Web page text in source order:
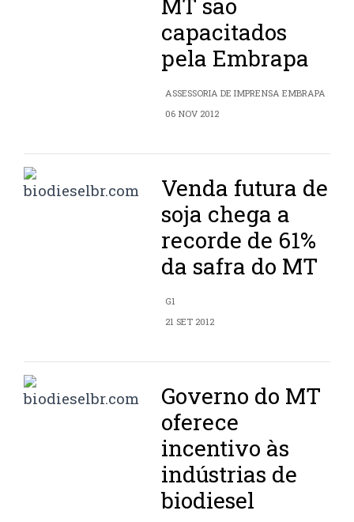
MT são
capacitados
pela Embrapa
ASSESSORIA DE IMPRENSA EMBRAPA
06 NOV 2012
Venda futura de
soja chega a
recorde de 61%
da safra do MT
G1
21 SET 2012
Governo do MT
oferece
incentivo às
indústrias de
biodiesel